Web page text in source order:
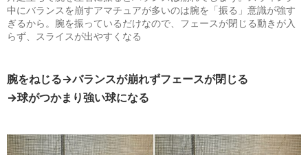
中にバランスを崩すアマチュアが多いのは腕を「振る」意識が強す
ぎるから。腕を振っているだけなので、フェースが閉じる動きが入
らず、スライスが出やすくなる
腕をねじる→バランスが崩れずフェースが閉じる
→球がつかまり強い球になる